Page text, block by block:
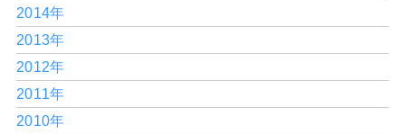
2014年
2013年
2012年
2011年
2010年